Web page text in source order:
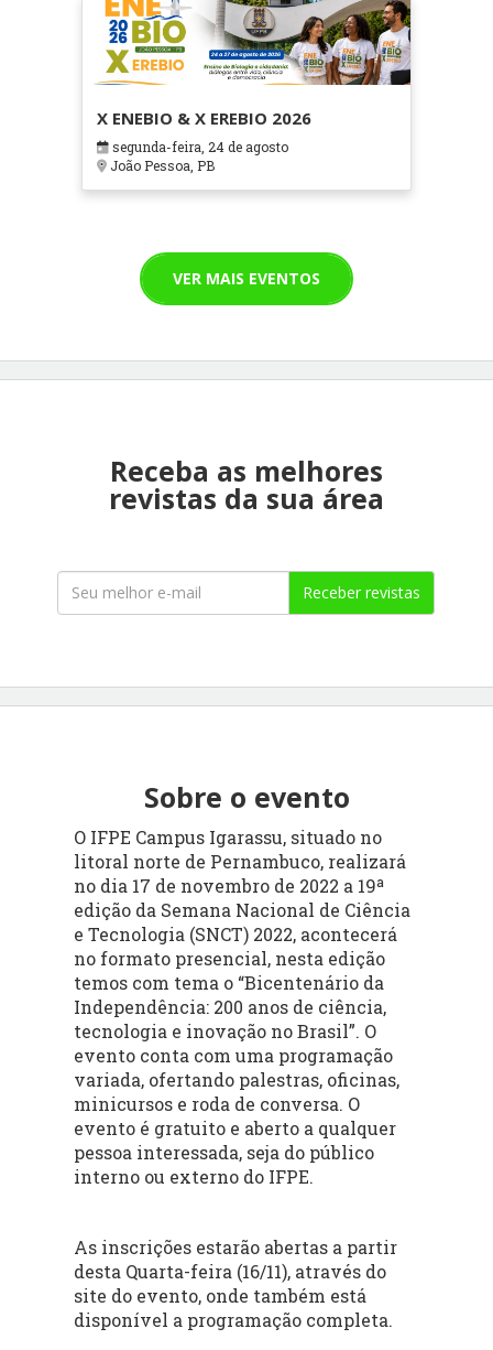
X ENEBIO & X EREBIO 2026
segunda-feira, 24 de agosto
João Pessoa, PB
VER MAIS EVENTOS
Receba as melhores
revistas da sua área
Receber revistas
Sobre o evento
O IFPE Campus Igarassu, situado no
litoral norte de Pernambuco, realizará
no dia 17 de novembro de 2022 a 19ª
edição da Semana Nacional de Ciência
e Tecnologia (SNCT) 2022, acontecerá
no formato presencial, nesta edição
temos com tema o “Bicentenário da
Independência: 200 anos de ciência,
tecnologia e inovação no Brasil”. O
evento conta com uma programação
variada, ofertando palestras, oficinas,
minicursos e roda de conversa. O
evento é gratuito e aberto a qualquer
pessoa interessada, seja do público
interno ou externo do IFPE.
As inscrições estarão abertas a partir
desta Quarta-feira (16/11), através do
site do evento, onde também está
disponível a programação completa.